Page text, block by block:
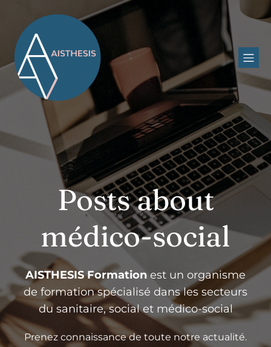
Posts about
médico-social
AISTHESIS Formation est un organisme
de formation spécialisé dans les secteurs
du sanitaire, social et médico-social
Prenez connaissance de toute notre actualité.